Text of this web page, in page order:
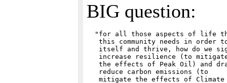
BIG question:
"for all those aspects of life
this community needs in order
itself and thrive, how do we
increase resilience (to
the effects of Peak Oil) and
   reduce carbon emissions (to